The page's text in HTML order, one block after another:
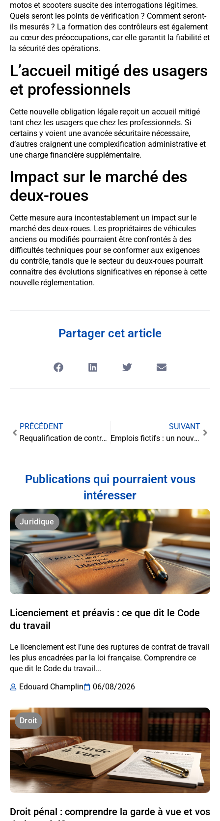
motos et scooters suscite des interrogations légitimes.
Quels seront les points de vérification ? Comment seront-
ils mesurés ? La formation des contrôleurs est également
au cœur des préoccupations, car elle garantit la fiabilité et
la sécurité des opérations.
L’accueil mitigé des usagers
et professionnels
Cette nouvelle obligation légale reçoit un accueil mitigé
tant chez les usagers que chez les professionnels. Si
certains y voient une avancée sécuritaire nécessaire,
d’autres craignent une complexification administrative et
une charge financière supplémentaire.
Impact sur le marché des
deux-roues
Cette mesure aura incontestablement un impact sur le
marché des deux-roues. Les propriétaires de véhicules
anciens ou modifiés pourraient être confrontés à des
difficultés techniques pour se conformer aux exigences
du contrôle, tandis que le secteur du deux-roues pourrait
connaître des évolutions significatives en réponse à cette
nouvelle réglementation.
Partager cet article
PRÉCÉDENT
Requalification de contrats précaires en CDI : quelles prescriptions pour les litiges liés au licenciement ?
SUIVANT
Emplois fictifs : un nouvel acte judiciaire en vue pour l’ex-parlementaire
Publications qui pourraient vous
intéresser
Juridique
Licenciement et préavis : ce que dit le Code
du travail
Le licenciement est l’une des ruptures de contrat de travail
les plus encadrées par la loi française. Comprendre ce
que dit le Code du travail...
Edouard Champlin
06/08/2026
Droit
Droit pénal : comprendre la garde à vue et vos